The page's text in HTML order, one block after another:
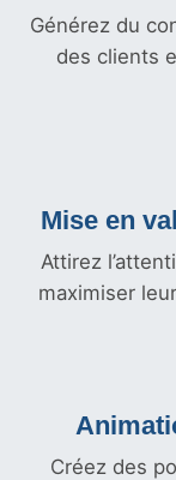
Générez du
des clients
Mise en
Attirez
maximiser
Créez des